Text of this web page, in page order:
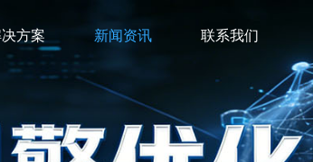
方案 新闻资讯 联系我们